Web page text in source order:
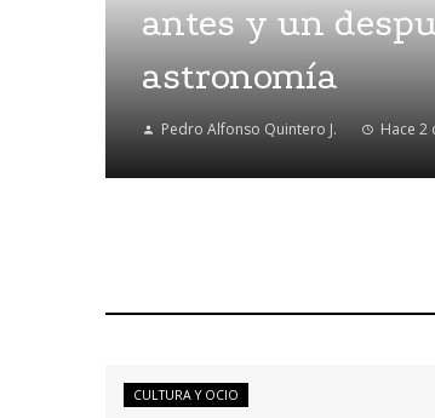
antes y un
astronomía
Pedro Alfonso Quintero J. Hace 2
CULTURA Y OCIO